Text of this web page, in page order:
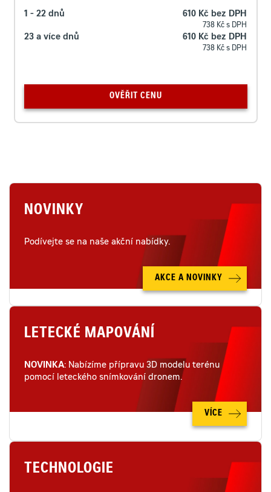
1 - 22 dnů 610 Kč bez DPH
738 Kč s DPH
23 a více dnů 610 Kč bez DPH
738 Kč s DPH
OVĚŘIT CENU
NOVINKY
Podívejte se na naše akční nabídky.
AKCE A NOVINKY
LETECKÉ MAPOVÁNÍ
NOVINKA: Nabízíme přípravu 3D modelu terénu
pomocí leteckého snímkování dronem.
VÍCE
TECHNOLOGIE